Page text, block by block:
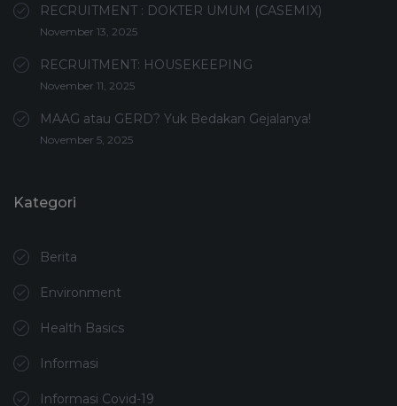
RECRUITMENT : DOKTER UMUM (CASEMIX)
November 13, 2025
RECRUITMENT: HOUSEKEEPING
November 11, 2025
MAAG atau GERD? Yuk Bedakan Gejalanya!
November 5, 2025
Kategori
Berita
Environment
Health Basics
Informasi
Informasi Covid-19